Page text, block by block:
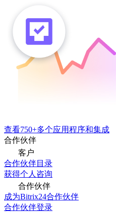
查看750+多个应用程序和集成
合作伙伴
客户
合作伙伴目录
获得个人咨询
合作伙伴
成为Bitrix24合作伙伴
合作伙伴登录